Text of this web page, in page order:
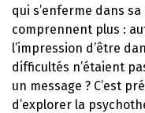
qui s’enferme dans
comprennent plus :
l’impression d’être
difficultés n’étaient
un message ? C’est
d’explorer la